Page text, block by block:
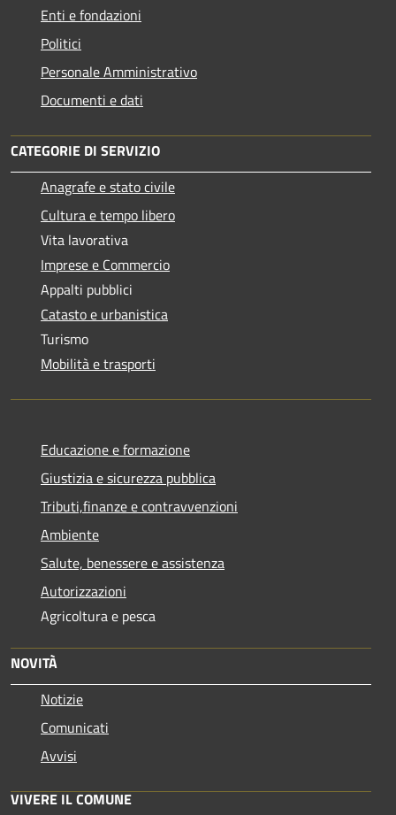
Enti e fondazioni
Politici
Personale Amministrativo
Documenti e dati
CATEGORIE DI SERVIZIO
Anagrafe e stato civile
Cultura e tempo libero
Vita lavorativa
Imprese e Commercio
Appalti pubblici
Catasto e urbanistica
Turismo
Mobilità e trasporti
Educazione e formazione
Giustizia e sicurezza pubblica
Tributi,finanze e contravvenzioni
Ambiente
Salute, benessere e assistenza
Autorizzazioni
Agricoltura e pesca
NOVITÀ
Notizie
Comunicati
Avvisi
VIVERE IL COMUNE